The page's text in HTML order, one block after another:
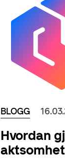
BLOGG
Hvordan